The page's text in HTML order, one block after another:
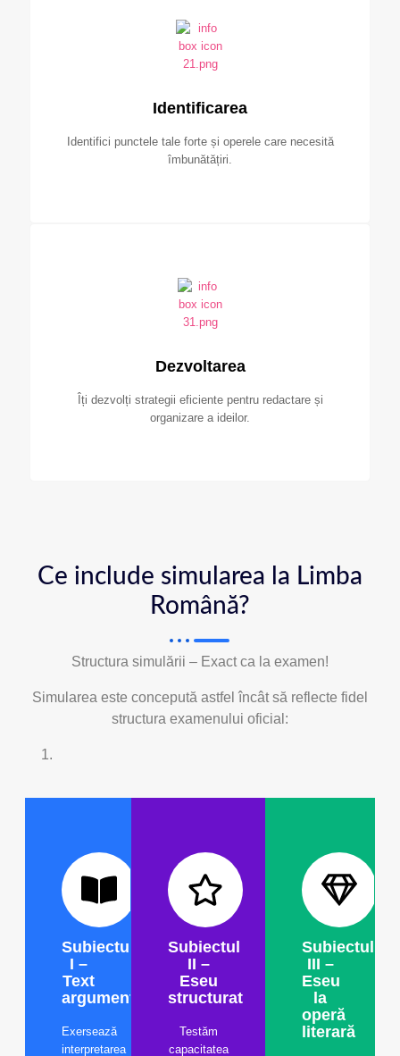
Identificarea
Identifici punctele tale forte și operele care necesită
îmbunătățiri.
Dezvoltarea
Îți dezvolți strategii eficiente pentru redactare și
organizare a ideilor.
Ce include simularea la Limba
Română?
Structura simulării – Exact ca la examen!
Simularea este concepută astfel încât să reflecte fidel
structura examenului oficial:
Subiectul
I –
Text
argumentativ
Exersează
interpretarea
Subiectul
II –
Eseu
structurat
Testăm
capacitatea
Subiectul
III –
Eseu
la
operă
literară